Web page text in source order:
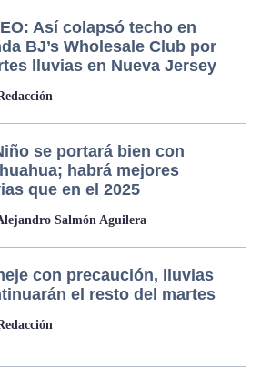
Así colapsó techo en
BJ’s Wholesale Club por
lluvias en Nueva Jersey
se portará bien con
habrá mejores
que en el 2025
Salmón Aguilera
con precaución, lluvias
el resto del martes